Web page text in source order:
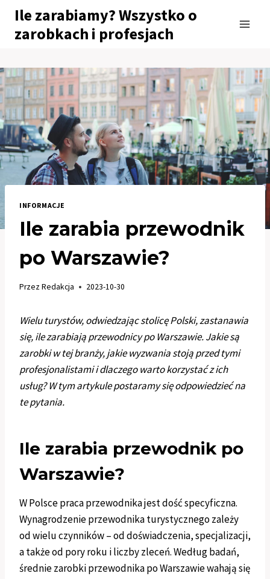
Przejdź
treści
Ile zarabiamy? Wszystko o
zarobkach i profesjach
INFORMACJE
Ile zarabia przewodnik
po Warszawie?
PrzezRedakcja 2023-10-30
Wielu turystów, odwiedzając stolicę Polski, zastanawia
się, ile zarabiają przewodnicy po Warszawie. Jakie są
zarobki w tej branży, jakie wyzwania stoją przed tymi
profesjonalistami i dlaczego warto korzystać z ich
usług? W tym artykule postaramy się odpowiedzieć na
te pytania.
Ile zarabia przewodnik po
Warszawie?
W Polsce praca przewodnika jest dość specyficzna.
Wynagrodzenie przewodnika turystycznego zależy
od wielu czynników – od doświadczenia, specjalizacji,
a także od pory roku i liczby zleceń. Według badań,
średnie zarobki przewodnika po Warszawie wahają się